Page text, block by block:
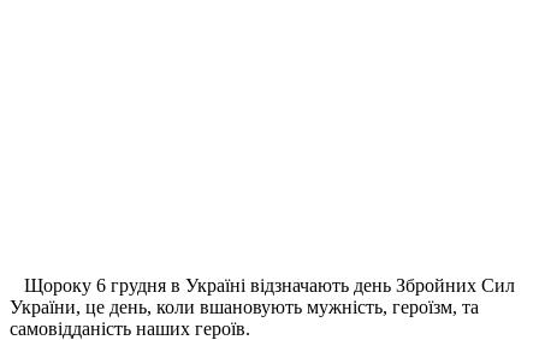
Щороку 6 грудня в Україні відзначають день Збройних Сил
України, це день, коли вшановують мужність, героїзм, та
самовідданість наших героїв.